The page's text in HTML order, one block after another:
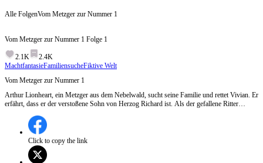
Alle FolgenVom Metzger zur Nummer 1
Vom Metzger zur Nummer 1 Folge 1
2.1K
2.4K
MachtfantasieFamiliensucheFiktive Welt
Vom Metzger zur Nummer 1
Arthur Lionheart, ein Metzger aus dem Nebelwald, sucht seine Familie und rettet Vivian. Er
erfährt, dass er der verstoßene Sohn von Herzog Richard ist. Als der gefallene Ritter
die Gottestöter-Kunst, wird zum Kriegsgott und stellt das Löwenherz wieder her.
Click to copy the link